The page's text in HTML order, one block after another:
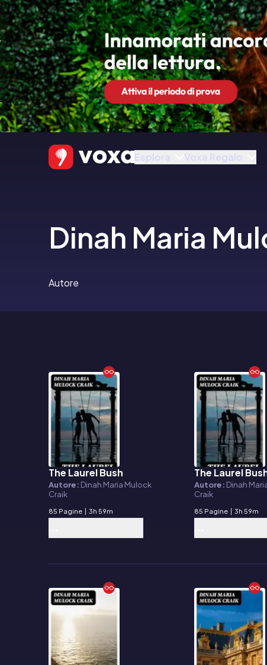
Esplora Voxa Regalo
Dinah Maria
Autore
E-book
The Laurel Bush
Autore: Dinah Maria Mulock
Craik
85 Pagine | 3h 59m
E-book
The Laurel
Autore: Dinah
Craik
85 Pagine | 3h 59m